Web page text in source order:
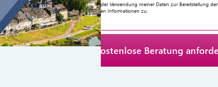
Ich stimme der Verwendung meiner Daten zur Bereitstellung der
angeforderten Informationen zu.